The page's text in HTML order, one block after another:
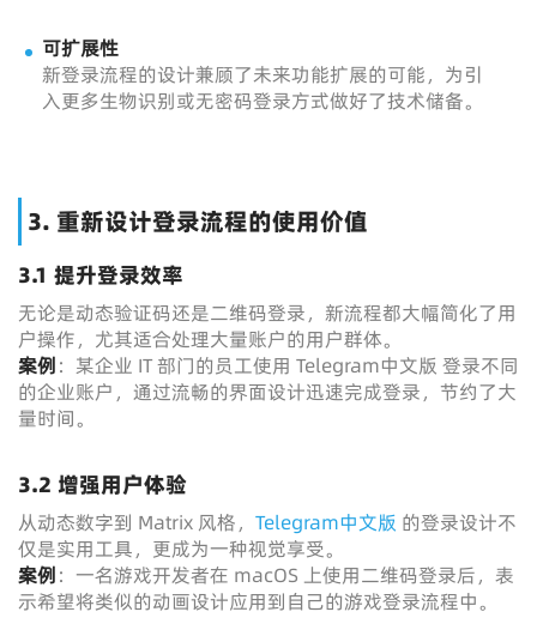
可扩展性
新登录流程的设计兼顾了未来功能扩展的可能，为引
入更多生物识别或无密码登录方式做好了技术储备。
3. 重新设计登录流程的使用价值
3.1 提升登录效率
无论是动态验证码还是二维码登录，新流程都大幅简化了用
户操作，尤其适合处理大量账户的用户群体。
案例：某企业 IT 部门的员工使用 Telegram中文版 登录不同
的企业账户，通过流畅的界面设计迅速完成登录，节约了大
量时间。
3.2 增强用户体验
从动态数字到 Matrix 风格， Telegram中文版 的登录设计不
仅是实用工具，更成为一种视觉享受。
案例：一名游戏开发者在 macOS 上使用二维码登录后，表
示希望将类似的动画设计应用到自己的游戏登录流程中。